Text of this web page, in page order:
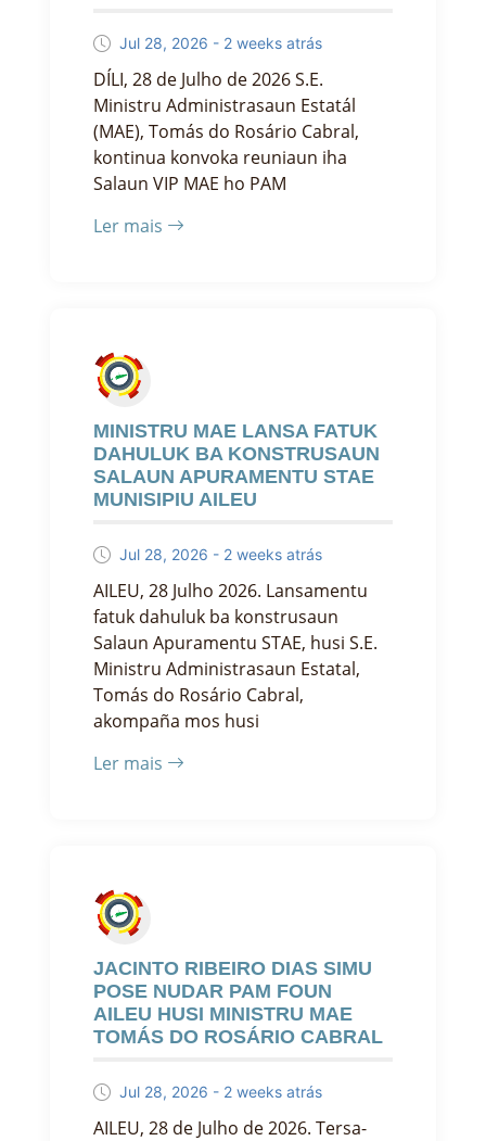
Jul 28, 2026 - 2 weeks atrás
DÍLI, 28 de Julho de 2026 S.E.
Ministru Administrasaun Estatál
(MAE), Tomás do Rosário Cabral,
kontinua konvoka reuniaun iha
Salaun VIP MAE ho PAM
Ler mais
MINISTRU MAE LANSA FATUK
DAHULUK BA KONSTRUSAUN
SALAUN APURAMENTU STAE
MUNISIPIU AILEU
Jul 28, 2026 - 2 weeks atrás
AILEU, 28 Julho 2026. Lansamentu
fatuk dahuluk ba konstrusaun
Salaun Apuramentu STAE, husi S.E.
Ministru Administrasaun Estatal,
Tomás do Rosário Cabral,
akompaña mos husi
Ler mais
JACINTO RIBEIRO DIAS SIMU
POSE NUDAR PAM FOUN
AILEU HUSI MINISTRU MAE
TOMÁS DO ROSÁRIO CABRAL
Jul 28, 2026 - 2 weeks atrás
AILEU, 28 de Julho de 2026. Tersa-